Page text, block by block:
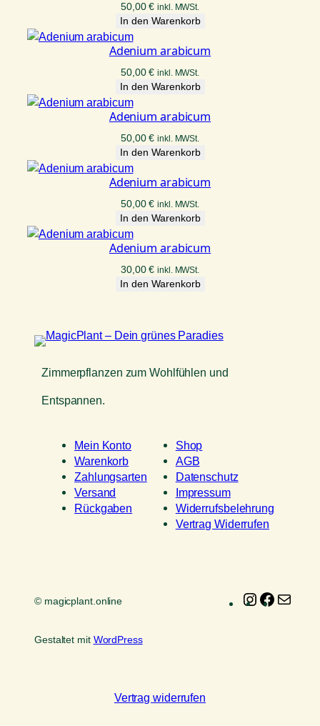
s
F
n
t
e
n
50,00€ inkl. MWSt.
In den Warenkorb
Adenium arabicum
50,00€ inkl. MWSt.
In den Warenkorb
Adenium arabicum
50,00€ inkl. MWSt.
In den Warenkorb
Adenium arabicum
50,00€ inkl. MWSt.
In den Warenkorb
Adenium arabicum
30,00€ inkl. MWSt.
In den Warenkorb
Zimmerpflanzen zum Wohlfühlen und
Entspannen.
Mein Konto
Warenkorb
Zahlungsarten
Versand
Rückgaben
Shop
AGB
Datenschutz
Impressum
Widerrufsbelehrung
Vertrag Widerrufen
© magicplant.online Instagram
Gestaltet mit WordPress
Vertrag widerrufen